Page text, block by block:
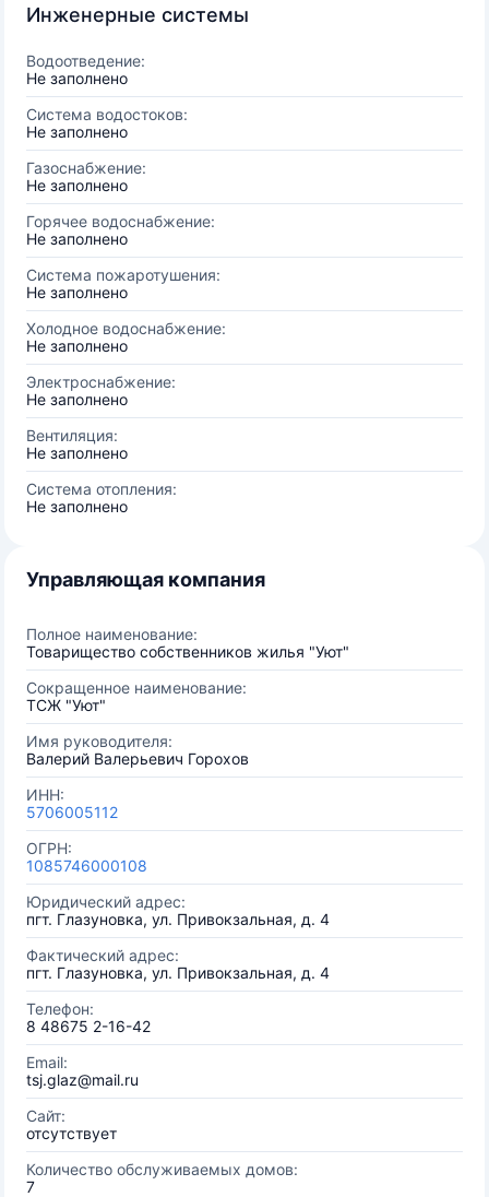
Инженерные системы
Водоотведение:
Не заполнено
Система водостоков:
Не заполнено
Газоснабжение:
Не заполнено
Горячее водоснабжение:
Не заполнено
Система пожаротушения:
Не заполнено
Холодное водоснабжение:
Не заполнено
Электроснабжение:
Не заполнено
Вентиляция:
Не заполнено
Система отопления:
Не заполнено
Управляющая компания
Полное наименование:
Товарищество собственников жилья "Уют"
Сокращенное наименование:
ТСЖ "Уют"
Имя руководителя:
Валерий Валерьевич Горохов
ИНН:
5706005112
ОГРН:
1085746000108
Юридический адрес:
пгт. Глазуновка, ул. Привокзальная, д. 4
Фактический адрес:
пгт. Глазуновка, ул. Привокзальная, д. 4
Телефон:
8 48675 2-16-42
Email:
tsj.glaz@mail.ru
Сайт:
отсутствует
Количество обслуживаемых домов:
7